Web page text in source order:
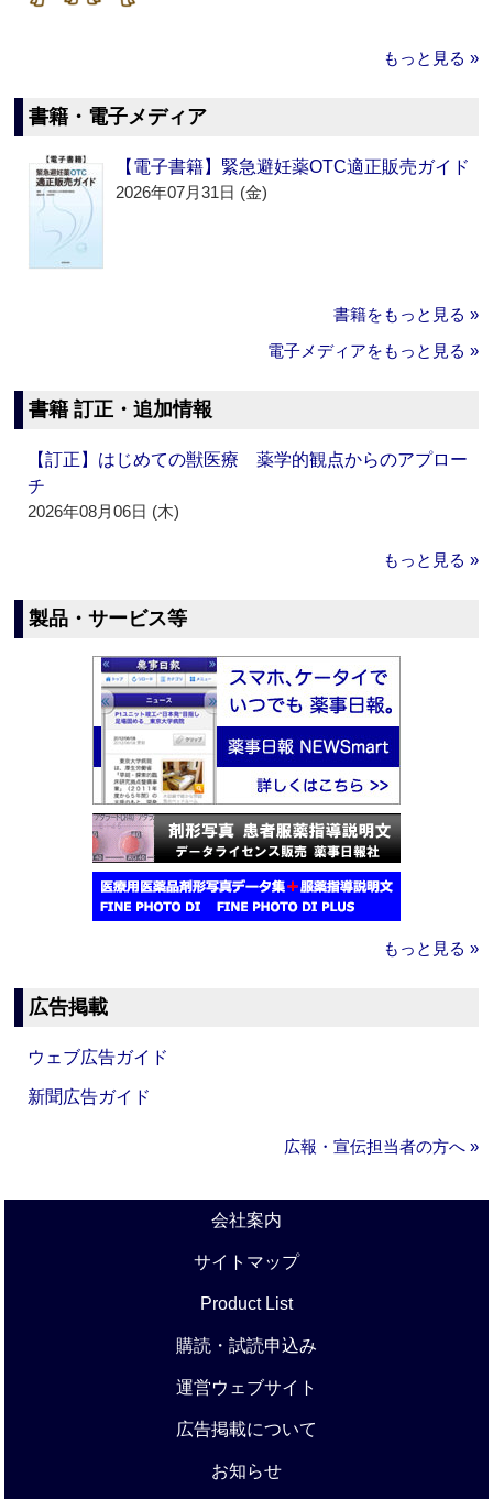
もっと見る »
書籍・電子メディア
【電子書籍】緊急避妊薬OTC適正販売ガイド
2026年07月31日 (金)
書籍をもっと見る »
電子メディアをもっと見る »
書籍 訂正・追加情報
【訂正】はじめての獣医療 薬学的観点からのアプロー
チ
2026年08月06日 (木)
もっと見る »
製品・サービス等
もっと見る »
広告掲載
ウェブ広告ガイド
新聞広告ガイド
広報・宣伝担当者の方へ »
会社案内
サイトマップ
Product List
購読・試読申込み
運営ウェブサイト
広告掲載について
お知らせ